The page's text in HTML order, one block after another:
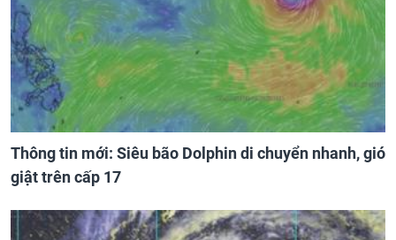
Thông tin mới: Siêu bão Dolphin di chuyển nhanh, gió
giật trên cấp 17